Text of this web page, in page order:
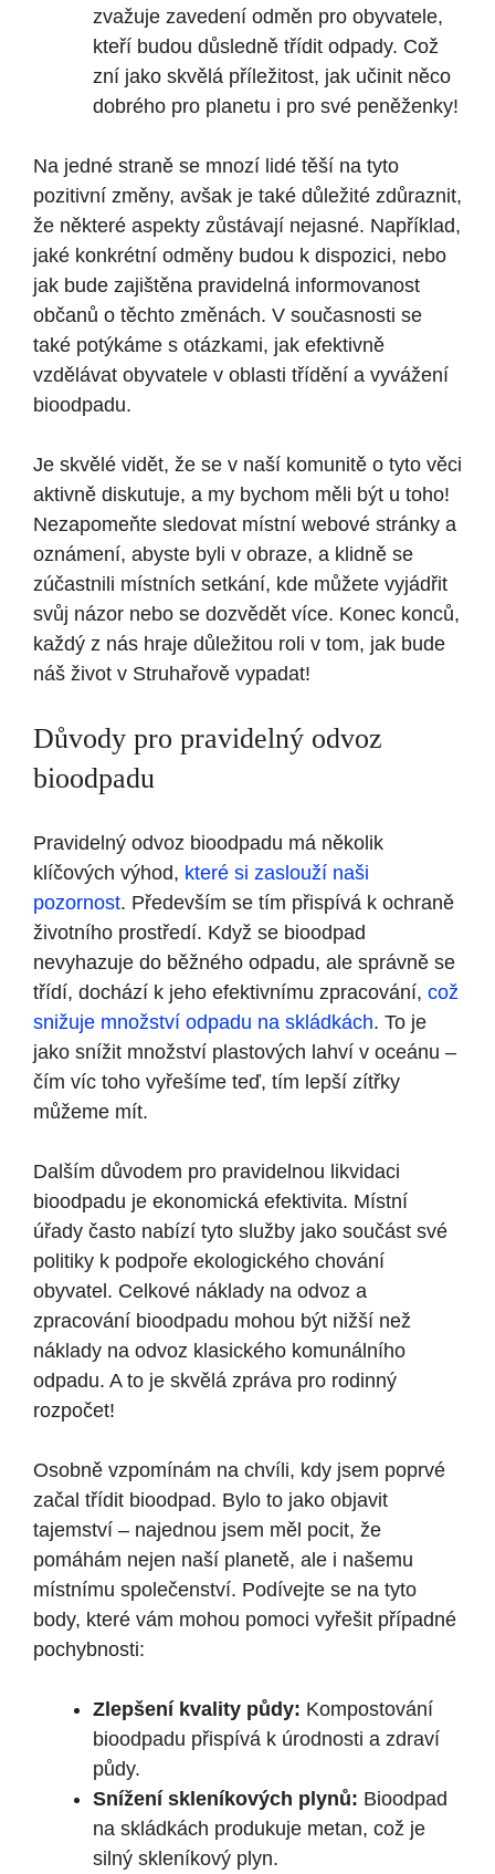
zvažuje zavedení odměn pro obyvatele,
kteří budou důsledně třídit odpady. Což
zní jako skvělá příležitost, jak učinit něco
dobrého pro planetu i pro své peněženky!
Na jedné straně se mnozí lidé těší na tyto
pozitivní změny, avšak je také důležité zdůraznit,
že některé aspekty zůstávají nejasné. Například,
jaké konkrétní odměny budou k dispozici, nebo
jak bude zajištěna pravidelná informovanost
občanů o těchto změnách. V současnosti se
také potýkáme s otázkami, jak efektivně
vzdělávat obyvatele v oblasti třídění a vyvážení
bioodpadu.
Je skvělé vidět, že se v naší komunitě o tyto věci
aktivně diskutuje, a my bychom měli být u toho!
Nezapomeňte sledovat místní webové stránky a
oznámení, abyste byli v obraze, a klidně se
zúčastnili místních setkání, kde můžete vyjádřit
svůj názor nebo se dozvědět více. Konec konců,
každý z nás hraje důležitou roli v tom, jak bude
náš život v Struhařově vypadat!
Důvody pro pravidelný odvoz
bioodpadu
Pravidelný odvoz bioodpadu má několik
klíčových výhod, které si zaslouží naši
pozornost. Především se tím přispívá k ochraně
životního prostředí. Když se bioodpad
nevyhazuje do běžného odpadu, ale správně se
třídí, dochází k jeho efektivnímu zpracování, což
snižuje množství odpadu na skládkách. To je
jako snížit množství plastových lahví v oceánu –
čím víc toho vyřešíme teď, tím lepší zítřky
můžeme mít.
Dalším důvodem pro pravidelnou likvidaci
bioodpadu je ekonomická efektivita. Místní
úřady často nabízí tyto služby jako součást své
politiky k podpoře ekologického chování
obyvatel. Celkové náklady na odvoz a
zpracování bioodpadu mohou být nižší než
náklady na odvoz klasického komunálního
odpadu. A to je skvělá zpráva pro rodinný
rozpočet!
Osobně vzpomínám na chvíli, kdy jsem poprvé
začal třídit bioodpad. Bylo to jako objavit
tajemství – najednou jsem měl pocit, že
pomáhám nejen naší planetě, ale i našemu
místnímu společenství. Podívejte se na tyto
body, které vám mohou pomoci vyřešit případné
pochybnosti:
Zlepšení kvality půdy: Kompostování
bioodpadu přispívá k úrodnosti a zdraví
půdy.
Snížení skleníkových plynů: Bioodpad
na skládkách produkuje metan, což je
silný skleníkový plyn.